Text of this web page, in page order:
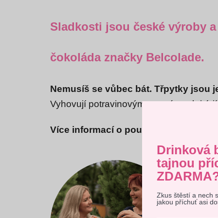
Tento
Sladkosti jsou české výroby
čokoláda značky Belcolade.
Nemusíš se vůbec bát. Třpytky jsou
Vyhovují potravinovým normám a
Více informací o použitých
Drinková
tajnou
Zkus štěstí a nech
jakou příchuť asi